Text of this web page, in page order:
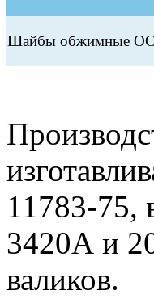
Шайбы обжимные
11783-75,
3420А и
валиков.